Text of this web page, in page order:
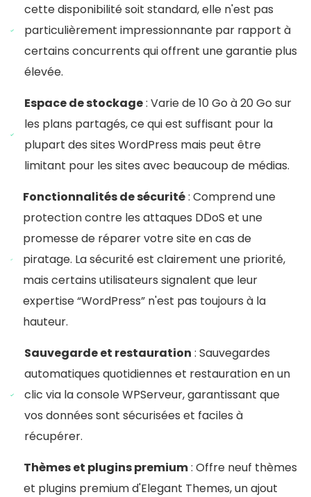
cette disponibilité soit standard, elle n'est pas
particulièrement impressionnante par rapport à
certains concurrents qui offrent une garantie plus
élevée.
Espace de stockage: Varie de 10 Go à 20 Go sur
les plans partagés, ce qui est suffisant pour la
plupart des sites WordPress mais peut être
limitant pour les sites avec beaucoup de médias.
Fonctionnalités de sécurité: Comprend une
protection contre les attaques DDoS et une
promesse de réparer votre site en cas de
piratage. La sécurité est clairement une priorité,
mais certains utilisateurs signalent que leur
expertise “WordPress” n'est pas toujours à la
hauteur.
Sauvegarde et restauration : Sauvegardes
automatiques quotidiennes et restauration en un
clic via la console WPServeur, garantissant que
vos données sont sécurisées et faciles à
récupérer.
Thèmes et plugins premium: Offre neuf thèmes
et plugins premium d'Elegant Themes, un ajout